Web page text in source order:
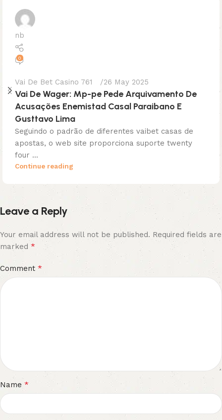
nb
0
Vai De Bet Casino 761 26 May 2025
Vai De Wager: Mp-pe Pede Arquivamento De
Acusações Enemistad Casal Paraibano E
Gusttavo Lima
Seguindo o padrão de diferentes vaibet casas de
apostas, o web site proporciona suporte twenty
four ...
Continue reading
Leave a Reply
Your email address will not be published. Required fields are
marked *
Comment *
Name *